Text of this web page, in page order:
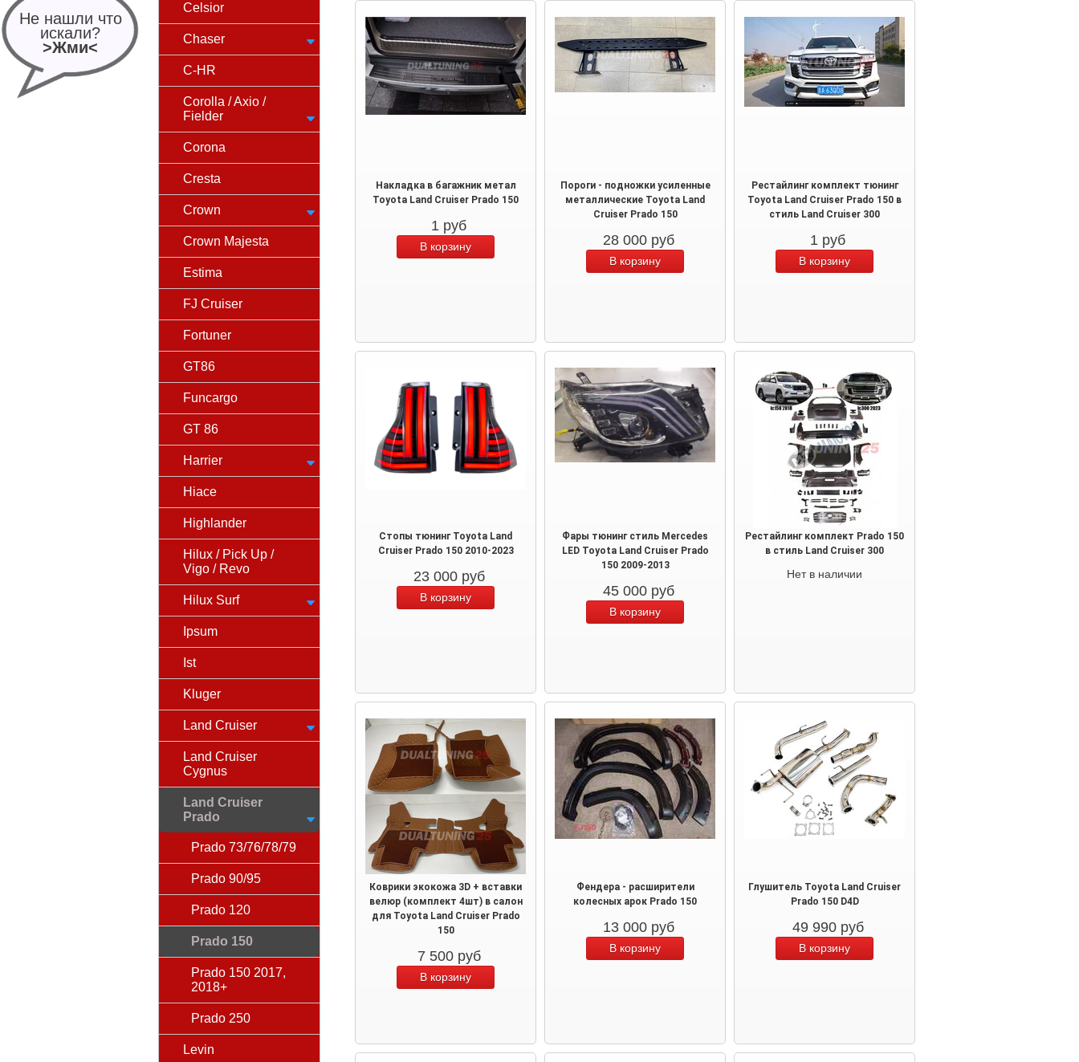
Не нашли что
искали?
>Жми<
Celsior
Chaser
C-HR
Corolla / Axio /
Fielder
Corona
Cresta
Crown
Crown Majesta
Estima
FJ Cruiser
Fortuner
GT86
Funcargo
GT 86
Harrier
Hiace
Highlander
Hilux / Pick Up /
Vigo / Revo
Hilux Surf
Ipsum
Ist
Kluger
Land Cruiser
Land Cruiser
Cygnus
Land Cruiser
Prado
Prado 73/76/78/79
Prado 90/95
Prado 120
Prado 150
Prado 150 2017,
2018+
Prado 250
Levin
Накладка в багажник метал
Toyota Land Cruiser Prado 150
1 руб
Пороги - подножки усиленные
металлические Toyota Land
Cruiser Prado 150
28 000 руб
Рестайлинг комплект тюнинг
Toyota Land Cruiser Prado 150 в
стиль Land Cruiser 300
1 руб
Стопы тюнинг Toyota Land
Cruiser Prado 150 2010-2023
23 000 руб
Фары тюнинг стиль Mercedes
LED Toyota Land Cruiser Prado
150 2009-2013
45 000 руб
Рестайлинг комплект Prado 150
в стиль Land Cruiser 300
Нет в наличии
Коврики экокожа 3D + вставки
велюр (комплект 4шт) в салон
для Toyota Land Cruiser Prado
150
7 500 руб
Фендера - расширители
колесных арок Prado 150
13 000 руб
Глушитель Toyota Land Cruiser
Prado 150 D4D
49 990 руб